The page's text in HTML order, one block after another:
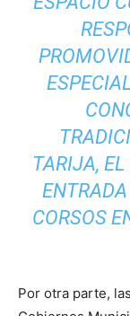
TARIJA,
CORSOS
Por otra parte,